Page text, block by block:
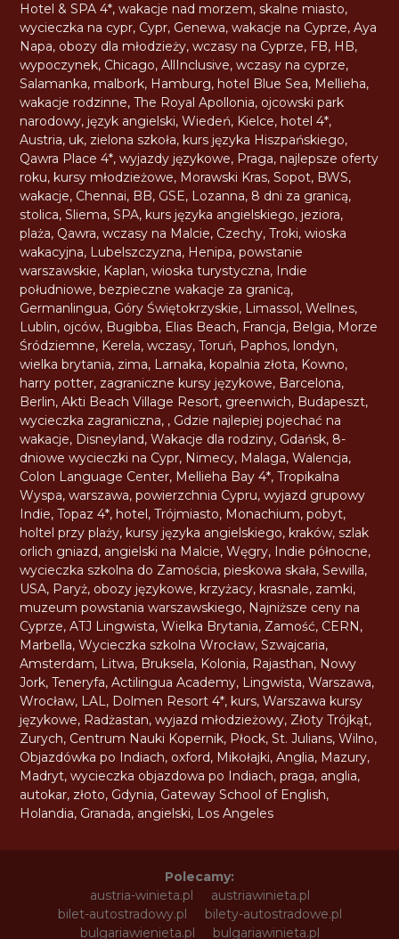
Hotel & SPA 4*,wakacje nad morzem,skalne miasto,
wycieczka na cypr, Cypr, Genewa,wakacje na Cyprze,Aya
Napa, obozy dla młodzieży,wczasy na Cyprze, FB, HB,
wypoczynek, Chicago,AllInclusive,wczasy na cyprze,
Salamanka, malbork, Hamburg, hotel Blue Sea, Mellieha,
wakacje rodzinne,The Royal Apollonia, ojcowski park
narodowy, język angielski,Wiedeń, Kielce, hotel 4*,
Austria, uk, zielona szkoła, kurs języka Hiszpańskiego,
Qawra Place 4*,wyjazdy językowe, Praga, najlepsze oferty
roku, kursy młodzieżowe, Morawski Kras,Sopot, BWS,
wakacje, Chennai, BB, GSE, Lozanna, 8 dni za granicą,
stolica,Sliema,SPA, kurs języka angielskiego, jeziora,
plaża, Qawra,wczasy na Malcie, Czechy,Troki,wioska
wakacyjna, Lubelszczyzna, Henipa,powstanie
warszawskie, Kaplan,wioska turystyczna, Indie
południowe,bezpieczne wakacje za granicą,
Germanlingua, Góry Świętokrzyskie, Limassol,Wellnes,
Lublin, ojców, Bugibba, Elias Beach, Francja, Belgia, Morze
Śródziemne, Kerela,wczasy,Toruń, Paphos, londyn,
wielka brytania, zima, Larnaka, kopalnia złota, Kowno,
harry potter, zagraniczne kursy językowe, Barcelona,
Berlin,Akti Beach Village Resort, greenwich, Budapeszt,
wycieczka zagraniczna, , Gdzie najlepiej pojechać na
wakacje, Disneyland,Wakacje dla rodziny, Gdańsk, 8-
dniowe wycieczki na Cypr, Nimecy, Malaga,Walencja,
Colon Language Center, Mellieha Bay 4*,Tropikalna
Wyspa,warszawa,powierzchnia Cypru,wyjazd grupowy
Indie,Topaz 4*, hotel,Trójmiasto, Monachium,pobyt,
holtel przy plaży, kursy języka angielskiego, kraków,szlak
orlich gniazd, angielski na Malcie,Węgry, Indie północne,
wycieczka szkolna do Zamościa,pieskowa skała,Sewilla,
USA, Paryż, obozy językowe, krzyżacy, krasnale, zamki,
muzeum powstania warszawskiego, Najniższe ceny na
Cyprze,ATJ Lingwista,Wielka Brytania, Zamość, CERN,
Marbella,Wycieczka szkolna Wrocław,Szwajcaria,
Amsterdam, Litwa, Bruksela, Kolonia, Rajasthan, Nowy
Jork,Teneryfa,Actilingua Academy, Lingwista,Warszawa,
Wrocław, LAL, Dolmen Resort 4*, kurs,Warszawa kursy
językowe, Radżastan,wyjazd młodzieżowy, Złoty Trójkąt,
Zurych, Centrum Nauki Kopernik, Płock,St. Julians,Wilno,
Objazdówka po Indiach, oxford, Mikołajki,Anglia, Mazury,
Madryt,wycieczka objazdowa po Indiach,praga, anglia,
autokar, złoto, Gdynia, Gateway School of English,
Holandia, Granada, angielski, Los Angeles
Polecamy:
austria-winieta.pl
austriawinieta.pl
bilet-autostradowy.pl
bilety-autostradowe.pl
bulgariawienieta.pl
bulgariawinieta.pl